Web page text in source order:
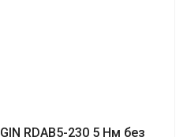
RDAB5-230 5 Нм без